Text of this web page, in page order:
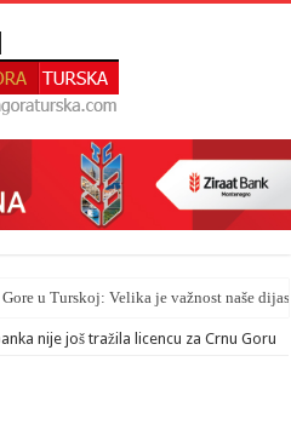
Gore u Turskoj: Velika je važnost naše
nije još tražila licencu za Crnu Goru